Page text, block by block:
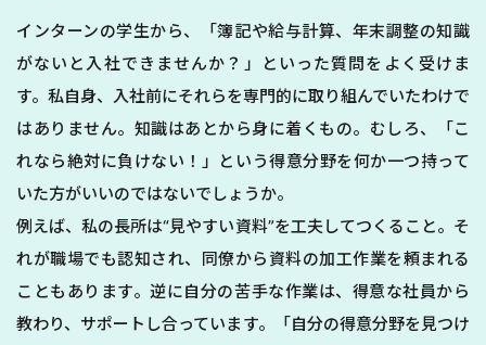
インターンの学生から、「簿記や給与計算、年末調整の知識
がないと入社できませんか？」といった質問をよく受けま
す。私自身、入社前にそれらを専門的に取り組んでいたわけで
はありません。知識はあとから身に着くもの。むしろ、「こ
れなら絶対に負けない！」という得意分野を何か一つ持って
いた方がいいのではないでしょうか。
例えば、私の長所は“見やすい資料”を工夫してつくること。そ
れが職場でも認知され、同僚から資料の加工作業を頼まれる
こともあります。逆に自分の苦手な作業は、得意な社員から
教わり、サポートし合っています。「自分の得意分野を見つけ